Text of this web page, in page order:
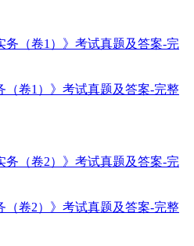
（卷1）》考试真题及答案-完整
（卷2）》考试真题及答案-完整